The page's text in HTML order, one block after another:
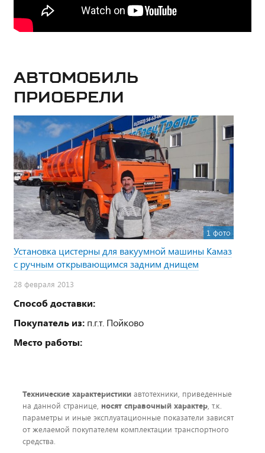
Автомобиль
приобрели
1 фото
Установка цистерны для вакуумной машины Камаз
с ручным открывающимся задним днищем
28 февраля 2013
Способ доставки:
Покупатель из: п.г.т. Пойково
Место работы:
Технические характеристики автотехники, приведенные
на данной странице, носят справочный характер, т.к.
параметры и иные эксплуатационные показатели зависят
от желаемой покупателем комплектации транспортного
средства.